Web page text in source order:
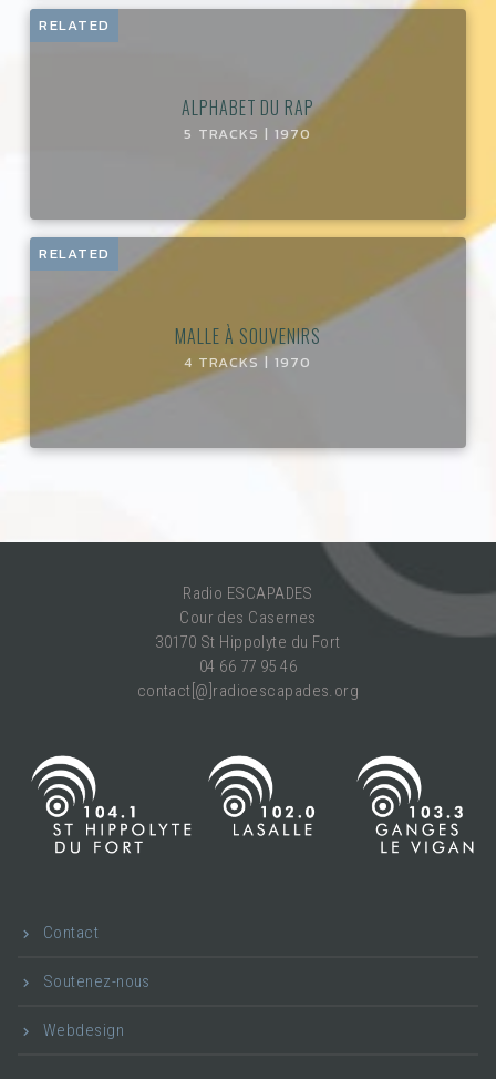
RELATED
ALPHABET DU RAP
5 TRACKS | 1970
RELATED
MALLE À SOUVENIRS
4 TRACKS | 1970
Radio ESCAPADES
Cour des Casernes
30170 St Hippolyte du Fort
04 66 77 95 46
contact[@]radioescapades.org
Contact
Soutenez-nous
Webdesign